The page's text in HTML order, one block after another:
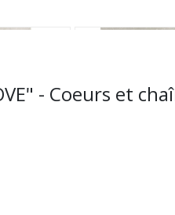
- Coeurs et